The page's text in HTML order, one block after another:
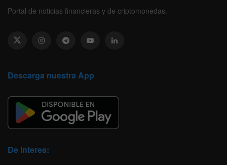
Portal de noticias financieras y de criptomonedas.
Descarga nuestra App
De Interes: